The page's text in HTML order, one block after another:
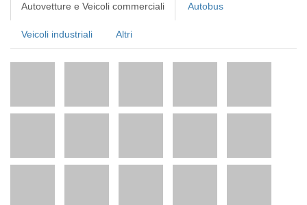
Autovetture e Veicoli commerciali Autobus
Veicoli industriali Altri